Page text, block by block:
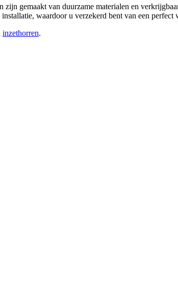
gemaakt van duurzame materialen en
waardoor u verzekerd bent van een perfect
inzethorren.